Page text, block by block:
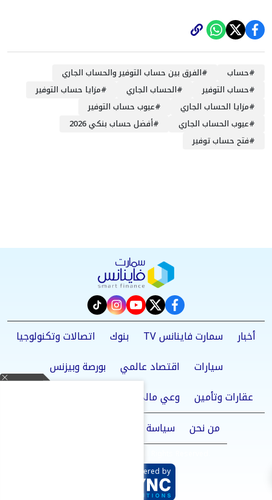
#حساب #الفرق بين حساب التوفير والحساب الجاري
#حساب التوفير #الحساب الجاري #مزايا حساب التوفير
#مزايا الحساب الجاري #عيوب حساب التوفير
#عيوب الحساب الجاري #أفضل حساب بنكي 2026
#فتح حساب توفير
facebook
twitter
youtube
instagram
tiktok
أخبار
سمارت فاينانس TV بنوك
اتصالات وتكنولوجيا
سيارات
اقتصاد عالمي
بورصة وبيزنس
عقارات وتأمين
وعي مالي
من نحن
سياسة الخصوصية
Powered by